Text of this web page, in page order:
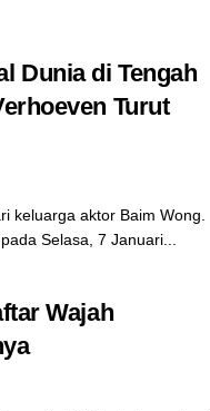
Dunia di Tengah
Turut
keluarga aktor Baim Wong.
Selasa, 7 Januari...
Wajah